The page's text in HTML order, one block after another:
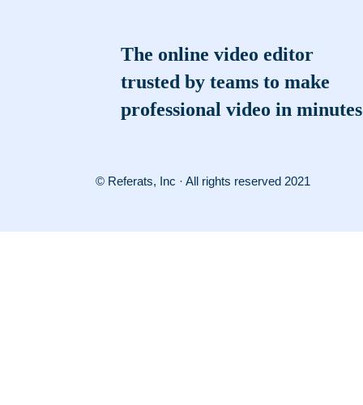
The online video editor
trusted by teams to make
professional video in minutes
© Referats, Inc · All rights reserved 2021